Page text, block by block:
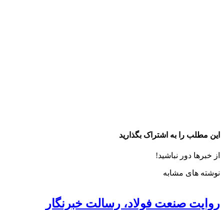
این مطلب را به اشتراک بگذارید
از خبرها دور نباشید!
نوشته های مشابه
روایت صنعت فولاد،‌ رسالت خبرنگار